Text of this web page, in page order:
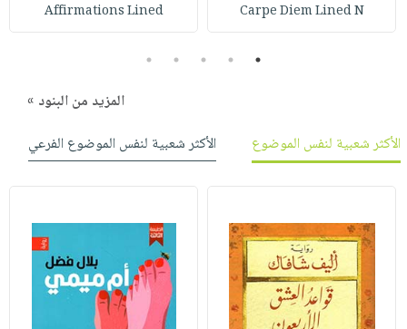
صابون
أطفال
فيديوهات
نيل
وفرات
كتابك
تواصل
معنا
عربة
Carpe Diem Lined N
Affirmations Lined
1
2
3
4
5
المزيد من البنود »
الأكثر شعبية لنفس الموضوع
الأكثر شعبية لنفس الموضوع الفرعي